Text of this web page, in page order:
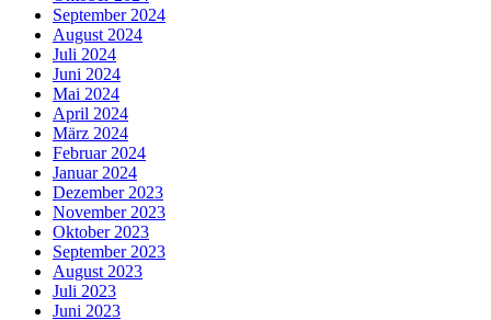
September 2024
August 2024
Juli 2024
Juni 2024
Mai 2024
April 2024
März 2024
Februar 2024
Januar 2024
Dezember 2023
November 2023
Oktober 2023
September 2023
August 2023
Juli 2023
Juni 2023